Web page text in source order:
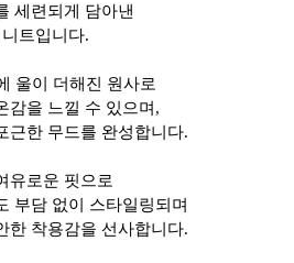
세련되게 담아낸
트입니다.
울이 더해진 원사로
감을 느낄 수 있으며,
근한 무드를 완성합니다.
유로운 핏으로
부담 없이 스타일링되며
한 착용감을 선사합니다.